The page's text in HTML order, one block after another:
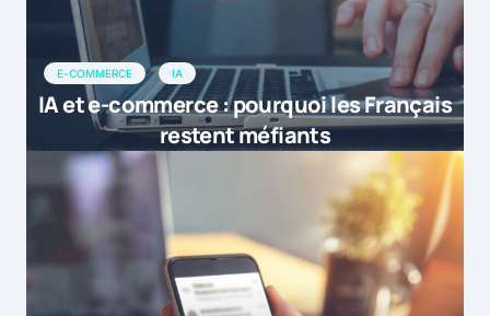
E-COMMERCE IA
IA et e-commerce : pourquoi les Français
restent méfiants